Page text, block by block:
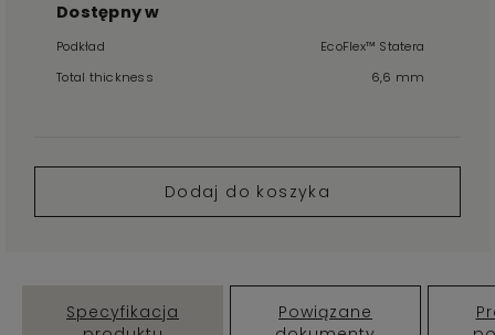
Dostępny w
Podkład
EcoFlex™ Statera
Total thickness
6,6 mm
Dodaj do koszyka
Specyfikacja
Powiązane